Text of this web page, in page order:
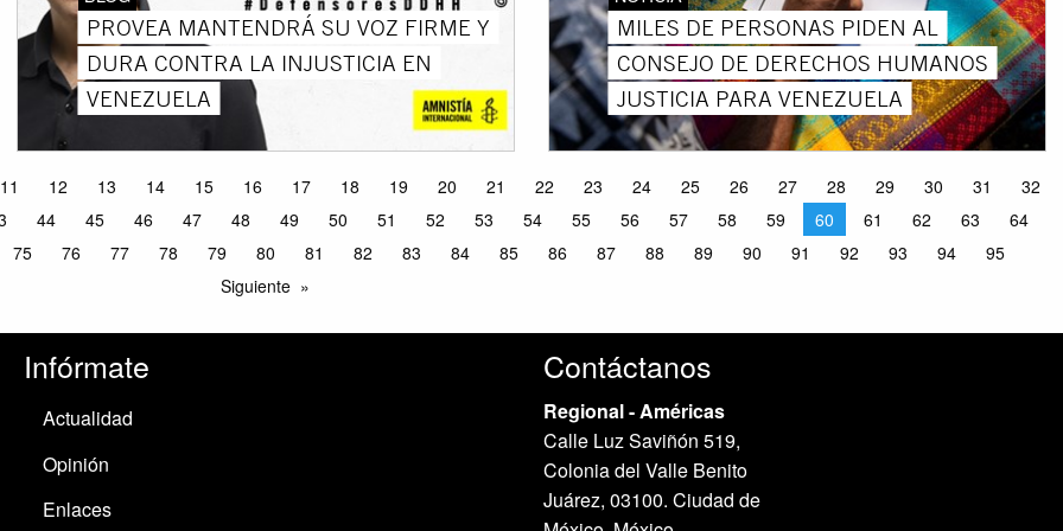
PROVEA MANTENDRÁ SU VOZ FIRME Y
DURA CONTRA LA INJUSTICIA EN
VENEZUELA
MILES DE PERSONAS PIDEN AL
CONSEJO DE DERECHOS HUMANOS
JUSTICIA PARA VENEZUELA
11 12 13 14 15 16 17 18 19 20 21 22 23 24 25 26 27 28 29 30 31
32
44 45 46 47 48 49 50 51 52 53 54 55 56 57 58 59 60 61 62 63
64
75 76 77 78 79 80 81 82 83 84 85 86 87 88 89 90 91 92 93 94
95
Siguiente
Infórmate
Actualidad
Opinión
Enlaces
Contáctanos
Regional - Américas
Calle Luz Saviñón 519,
Colonia del Valle Benito
Juárez, 03100. Ciudad de